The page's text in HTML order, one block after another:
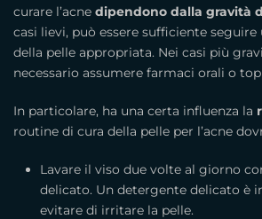
curare l’acne dipendono dalla gravità
casi lievi, può essere sufficiente
della pelle appropriata. Nei casi più
necessario assumere farmaci orali o
In particolare, ha una certa influenza la
routine di cura della pelle per l’acne
Lavare il viso due volte al giorno
delicato. Un detergente delicato è
evitare di irritare la pelle.